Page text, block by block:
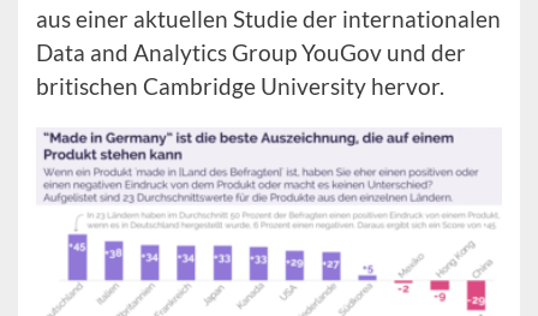
aus einer aktuellen Studie der internationalen
Data and Analytics Group YouGov und der
britischen Cambridge University hervor.